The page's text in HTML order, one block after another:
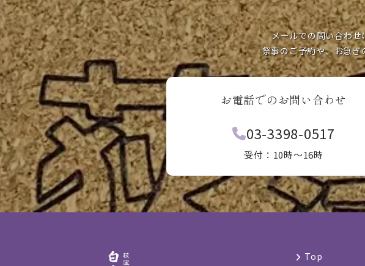
メールでの問い合わ
祭事のご予約や、お急
お電話でのお問い合わせ
03-3398-0517
受付：10時〜16時
Top